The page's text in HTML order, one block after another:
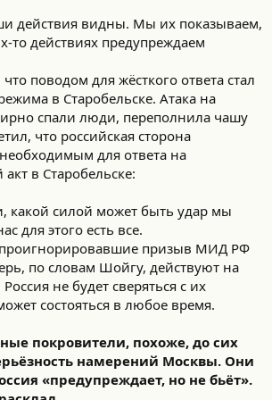
и гитлеровцы, но те были покруче хохлов.
умеют и гражданских поубивать,
автобусы и кареты скорой помощи.
планов даунов по локдауну примут
регионов, которых затрагивают
План носит комплексный и технологичный
незачем. Одно лишь добавлю, что
Сармат" примут в его реализации
AZ5qmUlYNgA
действия видны. Мы их показываем,
то действиях предупреждаем
поводом для жёсткого ответа стал
в Старобельске. Атака на
спали люди, переполнила чашу
что российская сторона
для ответа на
в Старобельске:
какой силой может быть удар мы
для этого есть все.
призыв МИД РФ
по словам Шойгу, действуют на
не будет сверяться с их
состояться в любое время.
покровители, похоже, до сих
намерений Москвы. Они
«предупреждает, но не бьёт».